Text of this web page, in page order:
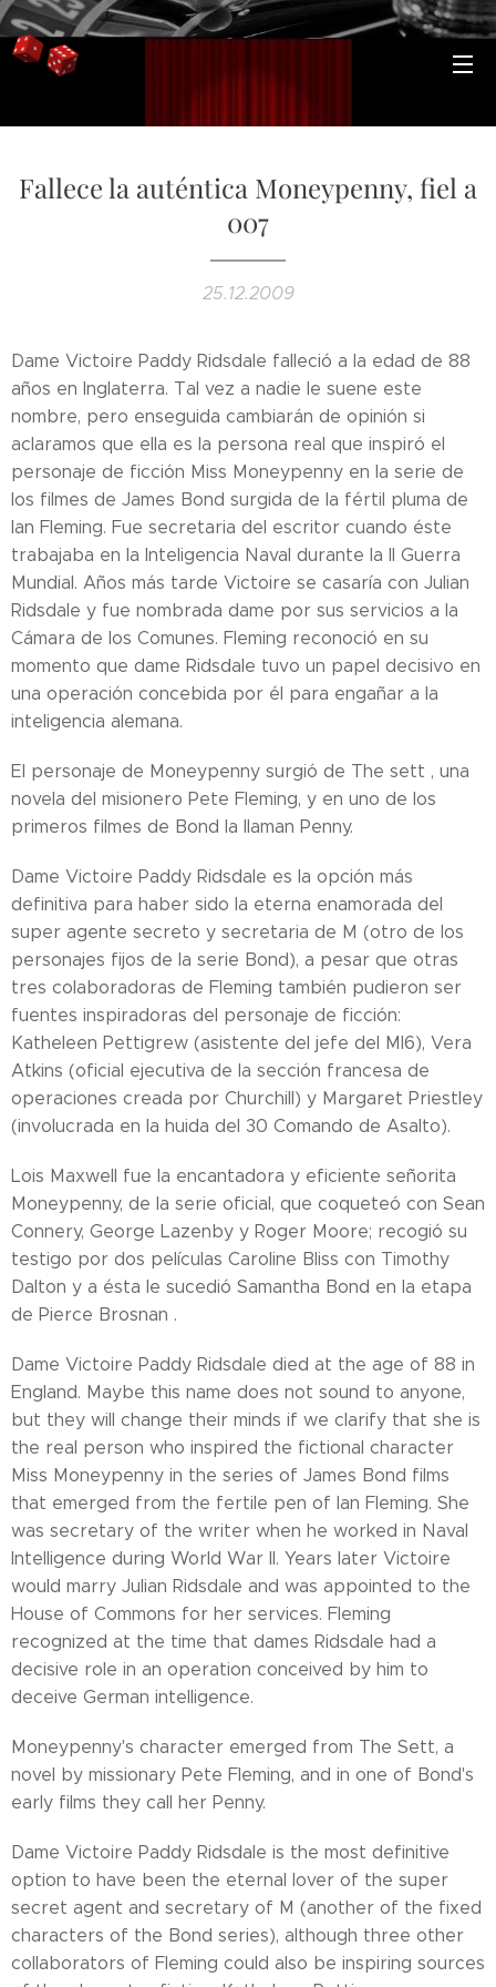
Fallece la auténtica Moneypenny, fiel a
007
25.12.2009
Dame Victoire Paddy Ridsdale falleció a la edad de 88
años en Inglaterra. Tal vez a nadie le suene este
nombre, pero enseguida cambiarán de opinión si
aclaramos que ella es la persona real que inspiró el
personaje de ficción Miss Moneypenny en la serie de
los filmes de James Bond surgida de la fértil pluma de
Ian Fleming. Fue secretaria del escritor cuando éste
trabajaba en la Inteligencia Naval durante la II Guerra
Mundial. Años más tarde Victoire se casaría con Julian
Ridsdale y fue nombrada dame por sus servicios a la
Cámara de los Comunes. Fleming reconoció en su
momento que dame Ridsdale tuvo un papel decisivo en
una operación concebida por él para engañar a la
inteligencia alemana.
El personaje de Moneypenny surgió de The sett , una
novela del misionero Pete Fleming, y en uno de los
primeros filmes de Bond la llaman Penny.
Dame Victoire Paddy Ridsdale es la opción más
definitiva para haber sido la eterna enamorada del
super agente secreto y secretaria de M (otro de los
personajes fijos de la serie Bond), a pesar que otras
tres colaboradoras de Fleming también pudieron ser
fuentes inspiradoras del personaje de ficción:
Katheleen Pettigrew (asistente del jefe del MI6), Vera
Atkins (oficial ejecutiva de la sección francesa de
operaciones creada por Churchill) y Margaret Priestley
(involucrada en la huida del 30 Comando de Asalto).
Lois Maxwell fue la encantadora y eficiente señorita
Moneypenny, de la serie oficial, que coqueteó con Sean
Connery, George Lazenby y Roger Moore; recogió su
testigo por dos películas Caroline Bliss con Timothy
Dalton y a ésta le sucedió Samantha Bond en la etapa
de Pierce Brosnan .
Dame Victoire Paddy Ridsdale died at the age of 88 in
England. Maybe this name does not sound to anyone,
but they will change their minds if we clarify that she is
the real person who inspired the fictional character
Miss Moneypenny in the series of James Bond films
that emerged from the fertile pen of Ian Fleming. She
was secretary of the writer when he worked in Naval
Intelligence during World War II. Years later Victoire
would marry Julian Ridsdale and was appointed to the
House of Commons for her services. Fleming
recognized at the time that dames Ridsdale had a
decisive role in an operation conceived by him to
deceive German intelligence.
Moneypenny's character emerged from The Sett, a
novel by missionary Pete Fleming, and in one of Bond's
early films they call her Penny.
Dame Victoire Paddy Ridsdale is the most definitive
option to have been the eternal lover of the super
secret agent and secretary of M (another of the fixed
characters of the Bond series), although three other
collaborators of Fleming could also be inspiring sources